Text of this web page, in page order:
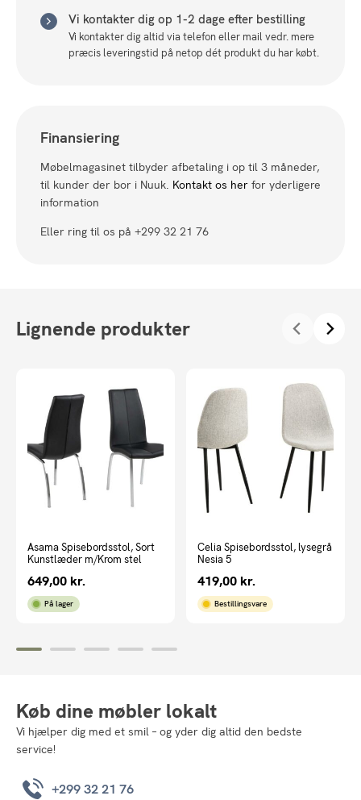
Vi kontakter dig op 1-2 dage efter bestilling
Vi kontakter dig altid via telefon eller mail vedr. mere
præcis leveringstid på netop dét produkt du har købt.
Finansiering
Møbelmagasinet tilbyder afbetaling i op til 3 måneder,
til kunder der bor i Nuuk. Kontakt os her for yderligere
information
Eller ring til os på +299 32 21 76
Lignende produkter
Asama Spisebordsstol, Sort
Kunstlæder m/Krom stel
649,00 kr.
På lager
Celia Spisebordsstol, lysegrå
Nesia 5
419,00 kr.
Bestillingsvare
Køb dine møbler lokalt
Vi hjælper dig med et smil – og yder dig altid den bedste
service!
+299 32 21 76